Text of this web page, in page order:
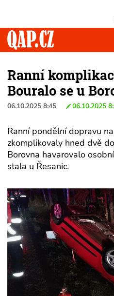
Ranní
Bouralo se u
06.10.2025 8:45 06.10.2025
Ranní pondělní dopravu
zkomplikovaly hned dvě
Borovna havarovalo
stala u Řesanic.